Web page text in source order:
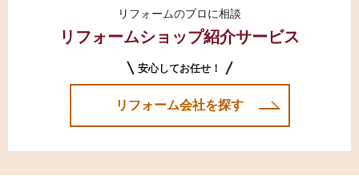
リフォームのプロに相談
リフォームショップ紹介サービス
安心してお任せ！
リフォーム会社を探す